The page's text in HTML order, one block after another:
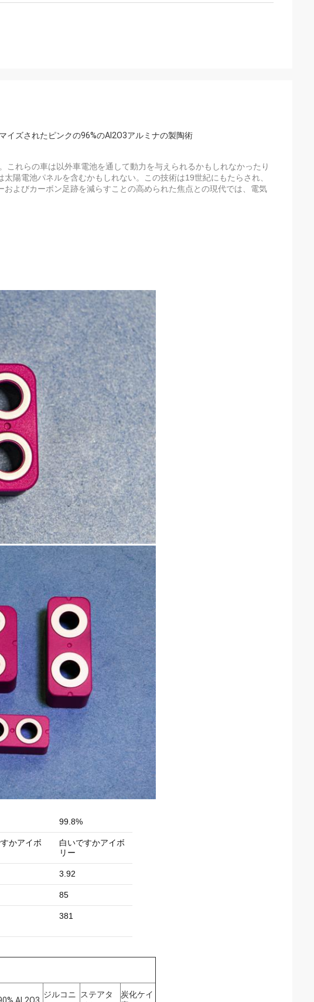
イズされたピンクの96%のAl2O3アルミナの製陶術
れらの車は以外車電池を通して動力を与えられるかもしれなかったり
陽電池パネルを含むかもしれない。この技術は19世紀にもたらされ、
よびカーボン足跡を減らすことの高められた焦点との現代では、電気
99.8%
かアイボ
白いですかアイボ
リー
3.92
85
381
ジルコニ
ステアタ
炭化ケイ